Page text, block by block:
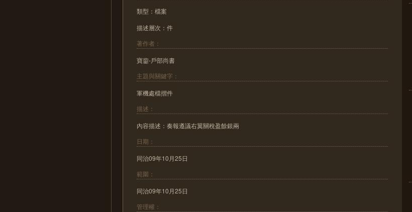
類型：檔案
描述層次：件
著作者：
寶鋆-戶部尚書
主題與關鍵字：
軍機處檔摺件
描述：
內容描述：奏報遵議右翼關稅盈餘銀兩
日期：
同治09年10月25日
範圍：
同治09年10月25日
管理權：